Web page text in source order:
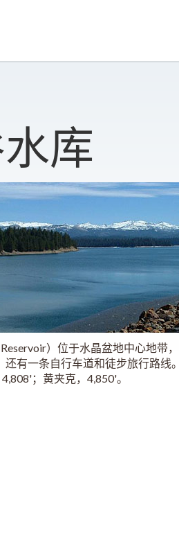
库
）位于水晶盆地中心地带
还有一条自行车道和徒步旅行路线
；黄夹克，4,850'。